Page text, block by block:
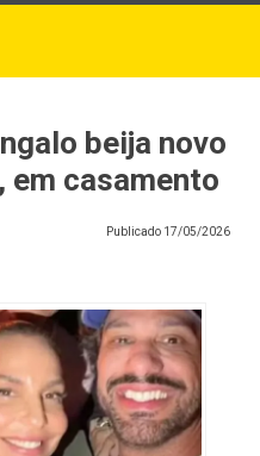
beija novo
em casamento
Publicado 17/05/2026